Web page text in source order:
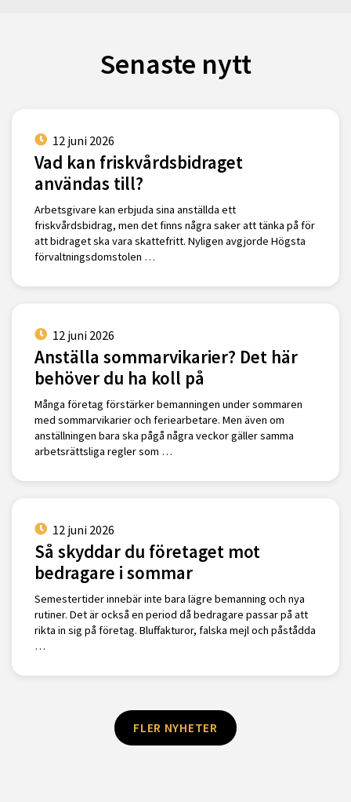
Senaste nytt
12 juni 2026
Vad kan friskvårdsbidraget
användas till?
Arbetsgivare kan erbjuda sina anställda ett
friskvårdsbidrag, men det finns några saker att tänka på för
att bidraget ska vara skattefritt. Nyligen avgjorde Högsta
förvaltningsdomstolen …
12 juni 2026
Anställa sommarvikarier? Det här
behöver du ha koll på
Många företag förstärker bemanningen under sommaren
med sommarvikarier och feriearbetare. Men även om
anställningen bara ska pågå några veckor gäller samma
arbetsrättsliga regler som …
12 juni 2026
Så skyddar du företaget mot
bedragare i sommar
Semestertider innebär inte bara lägre bemanning och nya
rutiner. Det är också en period då bedragare passar på att
rikta in sig på företag. Bluffakturor, falska mejl och påstådda
…
FLER NYHETER